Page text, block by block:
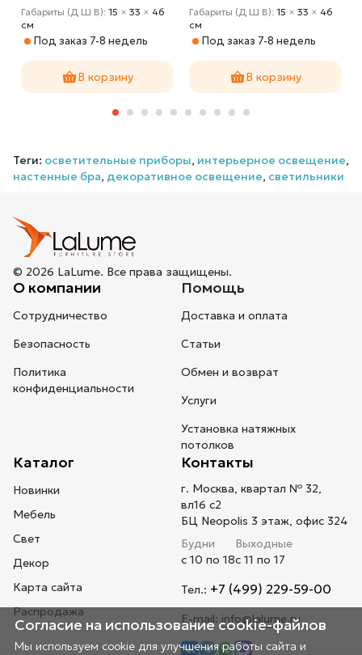
Габариты (Д Ш В): 15 × 33 × 46
cм
Под заказ 7-8 недель
В корзину
Габариты (Д Ш В): 15 × 33 × 46
cм
Под заказ 7-8 недель
В корзину
Теги: осветительные приборы, интерьерное освещение,
настенные бра, декоративное освещение, светильники
© 2026 LaLume. Все права защищены.
О компании
Сотрудничество
Безопасность
Политика
конфиденциальности
Помощь
Доставка и оплата
Статьи
Обмен и возврат
Услуги
Установка натяжных
потолков
Каталог
Новинки
Мебель
Свет
Декор
Карта сайта
Распродажа
Контакты
г. Москва, квартал № 32,
вл16 с2
БЦ Neopolis 3 этаж, офис 324
Будни
с 10 по 18
Выходные
с 11 по 17
Тел.: +7 (499) 229-59-00
E-mail: info@lalume.ru
Согласие на использование cookie-файлов
Мы используем cookie для улучшения работы сайта и